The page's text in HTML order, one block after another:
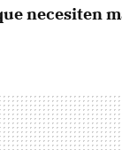
necesiten